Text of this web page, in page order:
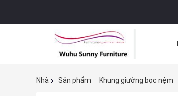
Nhà
Sản phẩm Khung giường bọc nệm